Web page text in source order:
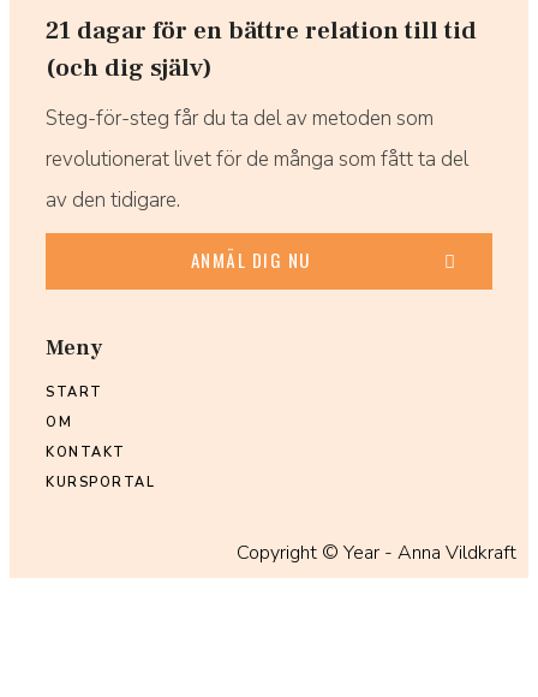
21 dagar för en bättre relation till tid
(och dig själv)
Steg-för-steg får du ta del av metoden som
revolutionerat livet för de många som fått ta del
av den tidigare.
ANMÄL DIG NU
Meny
START
OM
KONTAKT
KURSPORTAL
Copyright © Year - Anna Vildkraft